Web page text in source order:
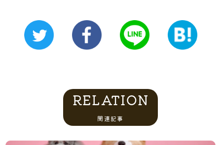
RELATION
関連記事